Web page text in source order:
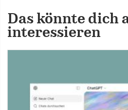
Das könnte dich
interessieren